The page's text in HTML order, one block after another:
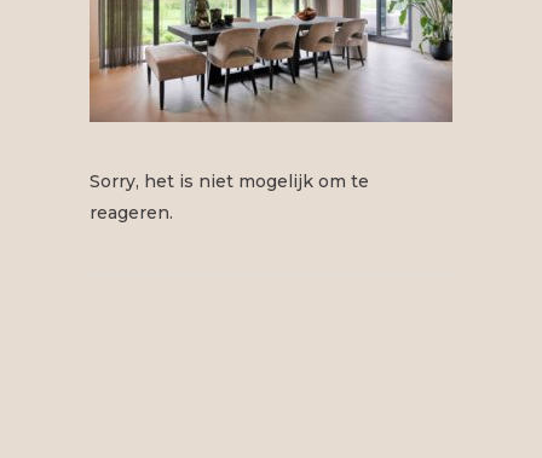
Sorry, het is niet mogelijk om te
reageren.